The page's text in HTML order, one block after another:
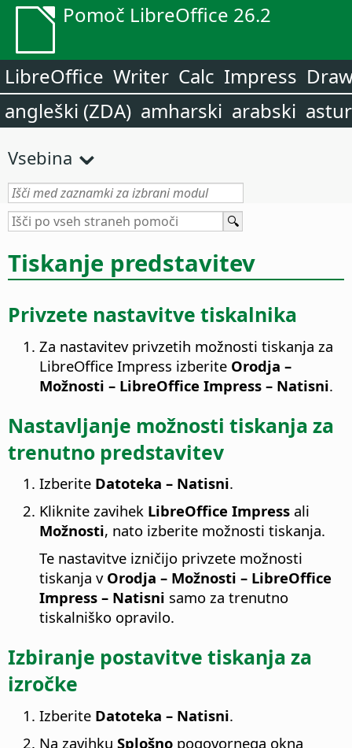
Pomoč LibreOffice 26.2
LibreOffice Writer Calc Impress
angleški (ZDA) amharski arabski
Vsebina
Tiskanje predstavitev
Privzete nastavitve tiskalnika
Za nastavitev privzetih možnosti tiskanja za
LibreOffice Impress izberite Orodja –
Možnosti – LibreOffice Impress – Natisni.
Nastavljanje možnosti tiskanja za
trenutno predstavitev
Izberite Datoteka – Natisni.
Kliknite zavihek LibreOffice Impress ali
Možnosti, nato izberite možnosti tiskanja.
Te nastavitve izničijo privzete možnosti
tiskanja v Orodja – Možnosti – LibreOffice
Impress – Natisni samo za trenutno
tiskalniško opravilo.
Izbiranje postavitve tiskanja za
izročke
Izberite Datoteka – Natisni.
Na zavihku Splošno pogovornega okna